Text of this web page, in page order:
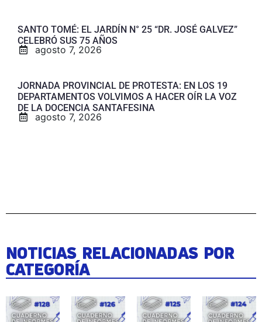
SANTO TOMÉ: EL JARDÍN N° 25 “DR. JOSÉ GALVEZ”
CELEBRÓ SUS 75 AÑOS
agosto 7, 2026
JORNADA PROVINCIAL DE PROTESTA: EN LOS 19
DEPARTAMENTOS VOLVIMOS A HACER OÍR LA VOZ
DE LA DOCENCIA SANTAFESINA
agosto 7, 2026
NOTICIAS RELACIONADAS POR
CATEGORÍA